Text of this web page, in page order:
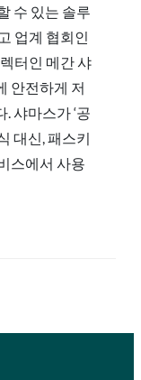
수 있는 솔루
업계 협회인
터인 메간 샤
안전하게 저
샤마스가 ‘공
대신, 패스키
스에서 사용